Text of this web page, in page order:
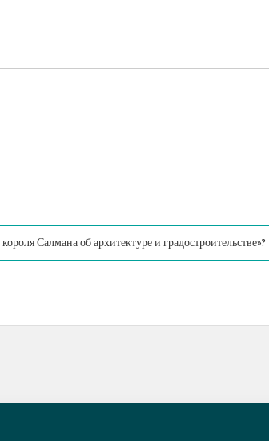
Салмана об архитектуре и градостроительстве»?